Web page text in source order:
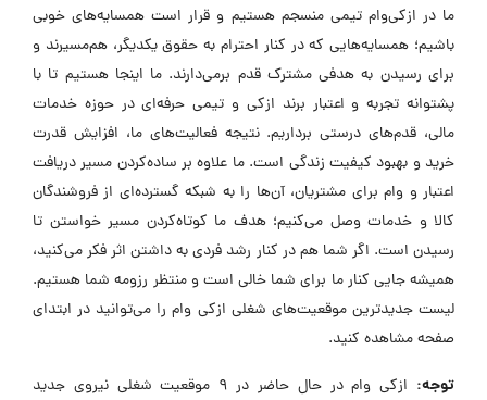
ما در ازکی‌وام تیمی منسجم هستیم و قرار است همسایه‌های خوبی
باشیم؛ همسایه‌هایی که در کنار احترام به حقوق یکدیگر، هم‌مسیرند و
برای رسیدن به هدفی مشترک قدم برمی‌دارند. ما اینجا هستیم تا با
پشتوانه تجربه و اعتبار برند ازکی و تیمی حرفه‌ای در حوزه خدمات
مالی، قدم‌های درستی برداریم. نتیجه فعالیت‌های ما، افزایش قدرت
خرید و بهبود کیفیت زندگی است. ما علاوه بر ساده‌کردن مسیر دریافت
اعتبار و وام برای مشتریان، آن‌ها را به شبکه گسترده‌ای از فروشندگان
کالا و خدمات وصل می‌کنیم؛ هدف ما کوتاه‌کردن مسیر خواستن تا
رسیدن است. اگر شما هم در کنار رشد فردی به داشتن اثر فکر می‌کنید،
همیشه جایی کنار ما برای شما خالی است و منتظر رزومه شما هستیم.
لیست جدیدترین موقعیت‌های شغلی ازکی وام را می‌توانید در ابتدای
صفحه مشاهده کنید.
توجه:
ازکی وام در حال حاضر در ۹ موقعیت شغلی نیروی جدید